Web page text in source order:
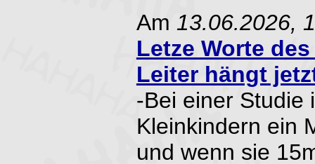
Am 13.06.2026,
Letze Worte
Leiter hängt
-Bei einer Studie
Kleinkindern ein
und wenn sie